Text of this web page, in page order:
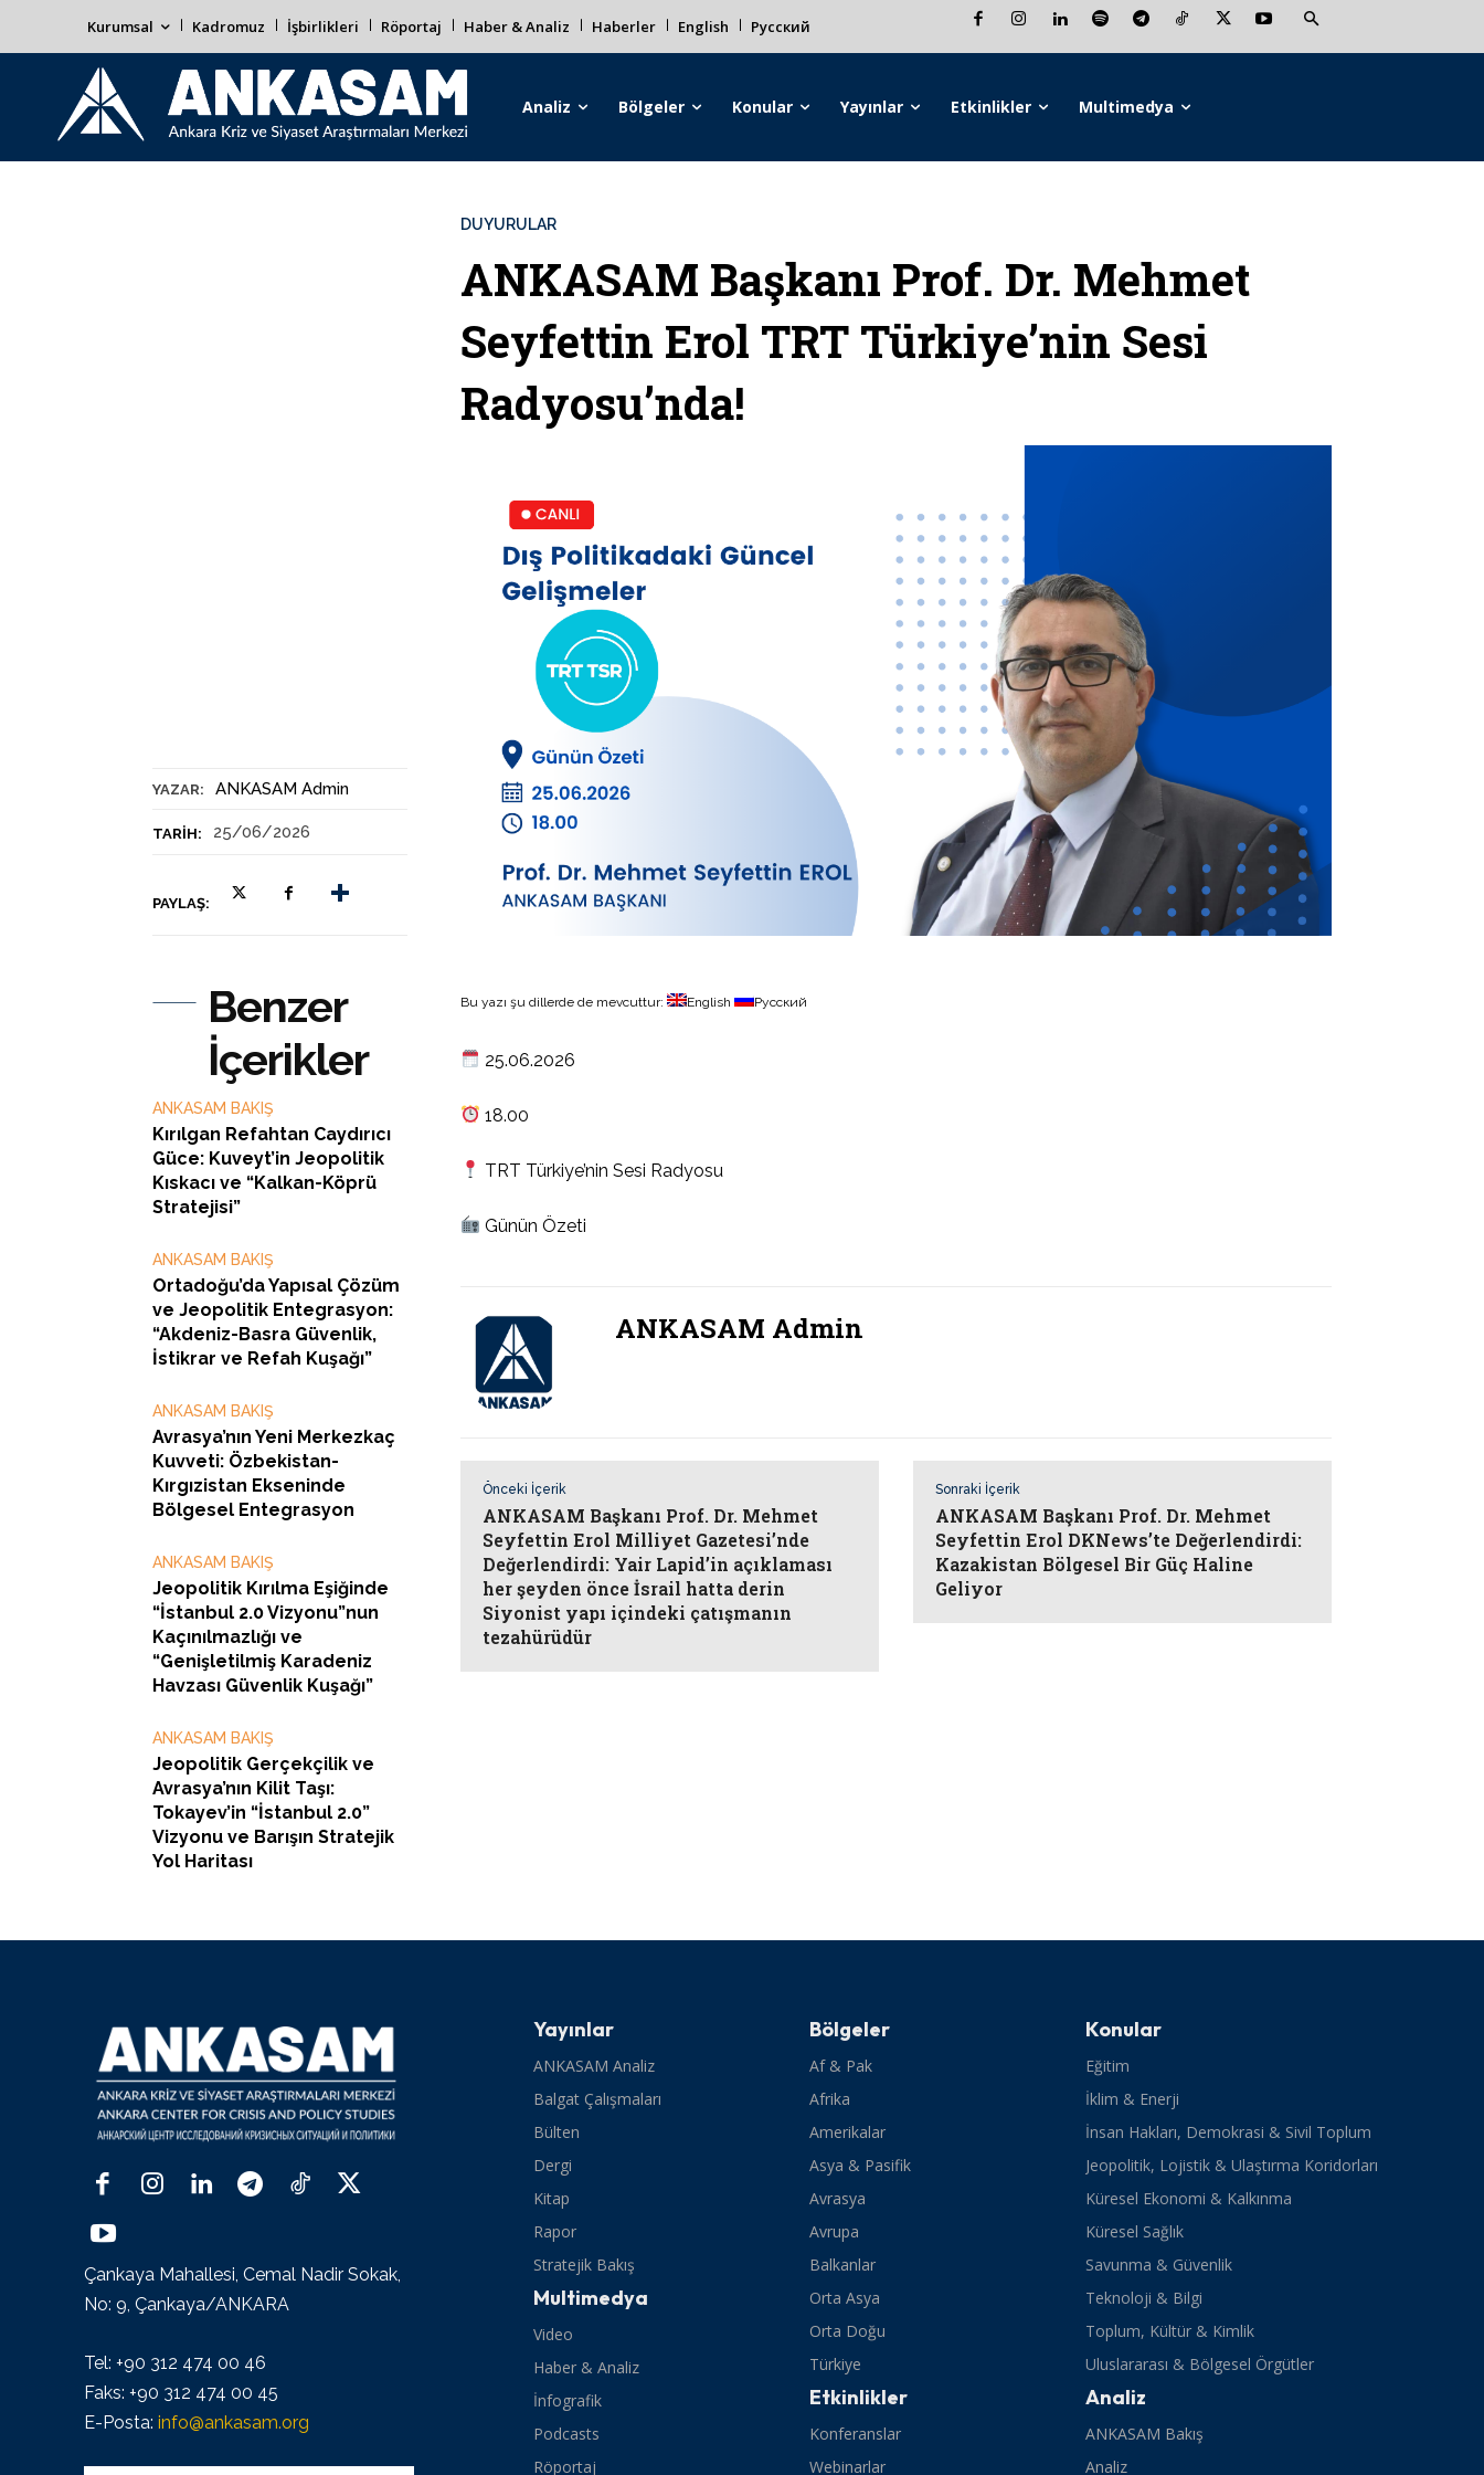
Kurumsal Kadromuz İşbirlikleri Röportaj Haber & Analiz Haberler English Русский
Analiz Bölgeler Konular Yayınlar Etkinlikler Multimedya
YAZAR: ANKASAM Admin
TARIH: 25/06/2026
PAYLAŞ:
DUYURULAR
ANKASAM Başkanı Prof. Dr. Mehmet
Seyfettin Erol TRT Türkiye’nin Sesi
Radyosu’nda!
Benzer
İçerikler
ANKASAM BAKIŞ
Kırılgan Refahtan Caydırıcı
Güce: Kuveyt’in Jeopolitik
Kıskacı ve “Kalkan-Köprü
Stratejisi”
ANKASAM BAKIŞ
Ortadoğu’da Yapısal Çözüm
ve Jeopolitik Entegrasyon:
“Akdeniz-Basra Güvenlik,
İstikrar ve Refah Kuşağı”
ANKASAM BAKIŞ
Avrasya’nın Yeni Merkezkaç
Kuvveti: Özbekistan-
Kırgızistan Ekseninde
Bölgesel Entegrasyon
ANKASAM BAKIŞ
Jeopolitik Kırılma Eşiğinde
“İstanbul 2.0 Vizyonu”nun
Kaçınılmazlığı ve
“Genişletilmiş Karadeniz
Havzası Güvenlik Kuşağı”
ANKASAM BAKIŞ
Jeopolitik Gerçekçilik ve
Avrasya’nın Kilit Taşı:
Tokayev’in “İstanbul 2.0”
Vizyonu ve Barışın Stratejik
Yol Haritası
Bu yazı şu dillerde de mevcuttur: English Русский
25.06.2026
18.00
TRT Türkiye’nin Sesi Radyosu
Günün Özeti
ANKASAM Admin
Önceki İçerik
ANKASAM Başkanı Prof. Dr. Mehmet
Seyfettin Erol Milliyet Gazetesi’nde
Değerlendirdi: Yair Lapid’in açıklaması
her şeyden önce İsrail hatta derin
Siyonist yapı içindeki çatışmanın
tezahürüdür
Sonraki İçerik
ANKASAM Başkanı Prof. Dr. Mehmet
Seyfettin Erol DKNews’te Değerlendirdi:
Kazakistan Bölgesel Bir Güç Haline
Geliyor
Çankaya Mahallesi, Cemal Nadir Sokak,
No: 9, Çankaya/ANKARA
Tel: +90 312 474 00 46
Faks: +90 312 474 00 45
E-Posta: info@ankasam.org
Yayınlar
ANKASAM Analiz
Balgat Çalışmaları
Bülten
Dergi
Kitap
Rapor
Stratejik Bakış
Multimedya
Video
Haber & Analiz
İnfografik
Podcasts
Röportaj
Bölgeler
Af & Pak
Afrika
Amerikalar
Asya & Pasifik
Avrasya
Avrupa
Balkanlar
Orta Asya
Orta Doğu
Türkiye
Etkinlikler
Konferanslar
Webinarlar
Konular
Eğitim
İklim & Enerji
İnsan Hakları, Demokrasi & Sivil Toplum
Jeopolitik, Lojistik & Ulaştırma Koridorları
Küresel Ekonomi & Kalkınma
Küresel Sağlık
Savunma & Güvenlik
Teknoloji & Bilgi
Toplum, Kültür & Kimlik
Uluslararası & Bölgesel Örgütler
Analiz
ANKASAM Bakış
Analiz